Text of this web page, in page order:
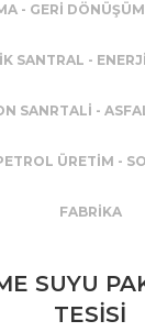
- GERİ
SANTRAL -
SANRTALİ -
ÜRETİM -
FABRİKA
SUYU
TESİSİ